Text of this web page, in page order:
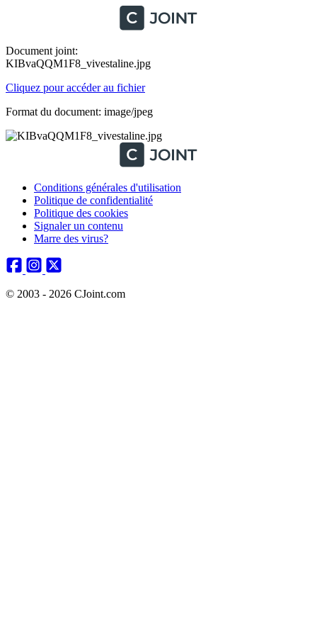
Document joint:
KIBvaQQM1F8_vivestaline.jpg
Cliquez pour accéder au fichier
Format du document: image/jpeg
Conditions générales d'utilisation
Politique de confidentialité
Politique des cookies
Signaler un contenu
Marre des virus?
© 2003 - 2026 CJoint.com